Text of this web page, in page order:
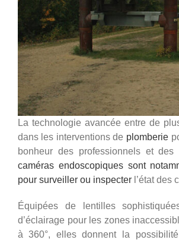
La technologie avancée entre de
dans les interventions de plomberie
bonheur des professionnels et des
caméras endoscopiques sont
pour surveiller ou inspecterl’état des
Équipées de lentilles
d’éclairage pour les zones
à 360°, elles donnent la